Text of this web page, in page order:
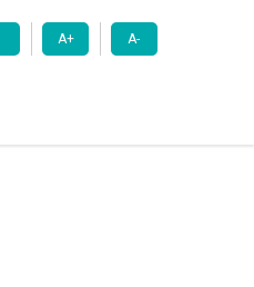
A+ A-